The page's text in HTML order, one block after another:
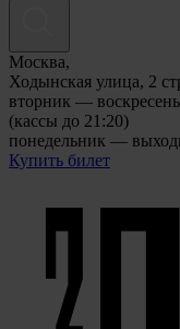
Москва,
Ходынская улица, 2
вторник —
(кассы до 21:20)
понедельник —
Купить билет